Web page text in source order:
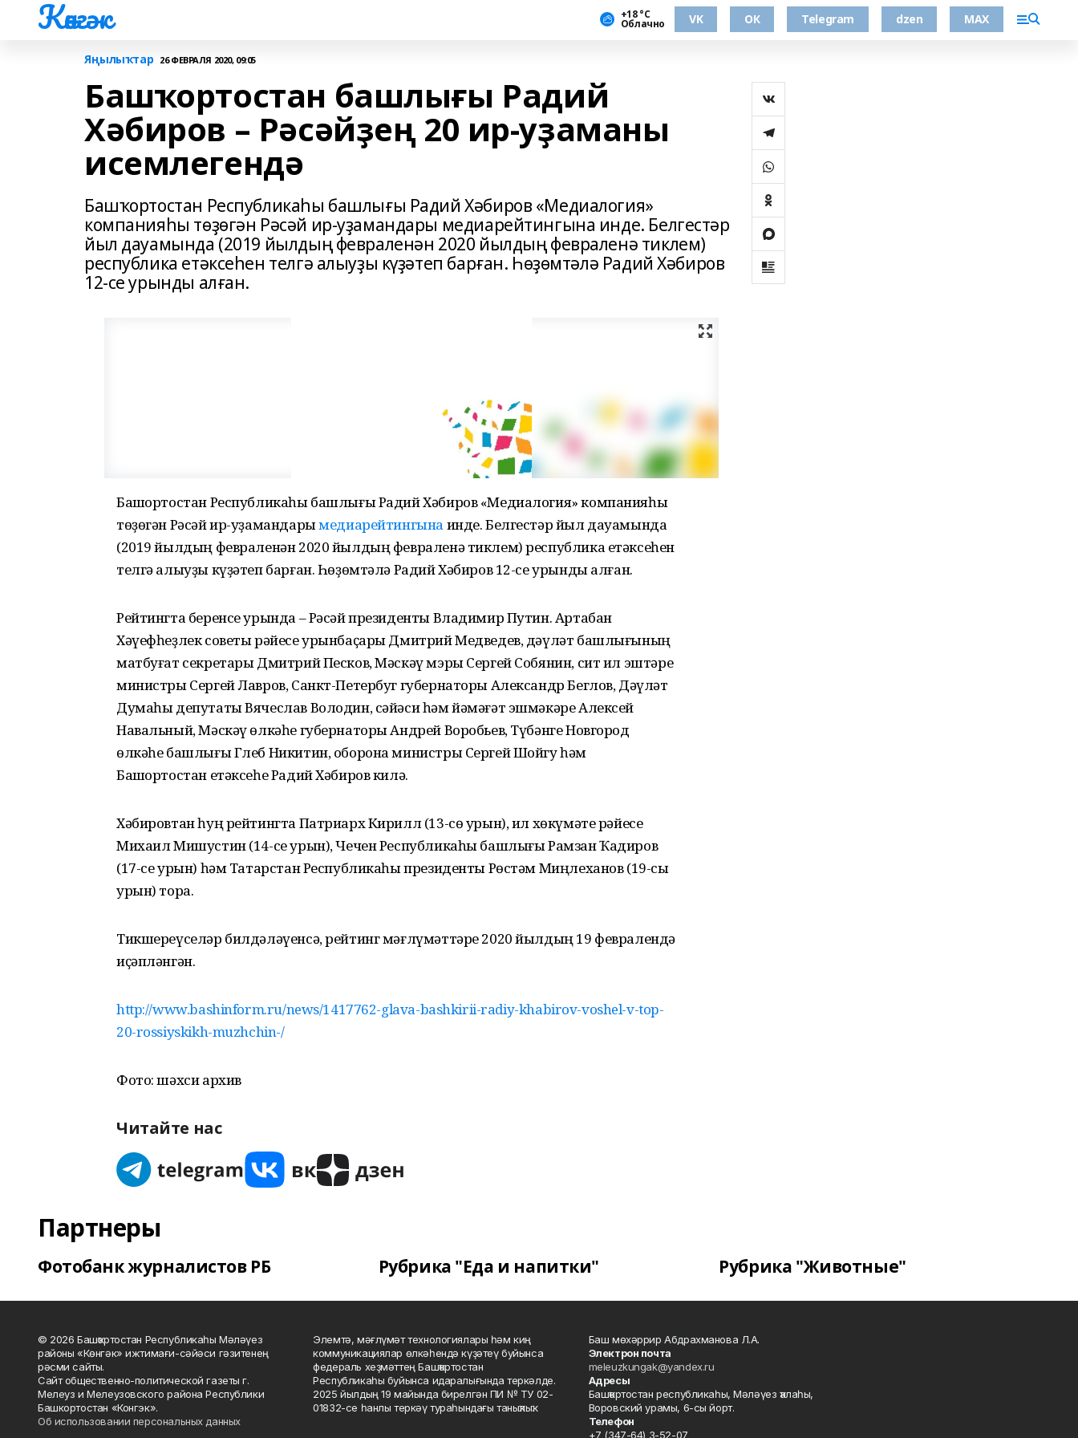
Көнгәк +18 °С
Облачно VK ОК Telegram dzen MAX
Яңылыҡтар 26 ФЕВРАЛЯ 2020, 09:05
Башҡортостан башлығы Радий
Хәбиров – Рәсәйҙең 20 ир-уҙаманы
исемлегендә
Башҡортостан Республикаһы башлығы Радий Хәбиров «Медиалогия»
компанияһы төҙөгән Рәсәй ир-уҙамандары медиарейтингына инде. Белгестәр
йыл дауамында (2019 йылдың февраленән 2020 йылдың февраленә тиклем)
республика етәксеһен телгә алыуҙы күҙәтеп барған. Һөҙөмтәлә Радий Хәбиров
12-се урынды алған.
Башҡортостан Республикаһы башлығы Радий Хәбиров «Медиалогия» компанияһы
төҙөгән Рәсәй ир-уҙамандарымедиарейтингына инде. Белгестәр йыл дауамында
(2019 йылдың февраленән 2020 йылдың февраленә тиклем) республика етәксеһен
телгә алыуҙы күҙәтеп барған. Һөҙөмтәлә Радий Хәбиров 12-се урынды алған.
Рейтингта беренсе урында – Рәсәй президенты Владимир Путин. Артабан
Хәүефһеҙлек советы рәйесе урынбаҫары Дмитрий Медведев, дәүләт башлығының
матбуғат секретары Дмитрий Песков, Мәскәү мэры Сергей Собянин, сит ил эштәре
министры Сергей Лавров, Санкт-Петербуг губернаторы Александр Беглов, Дәүләт
Думаһы депутаты Вячеслав Володин, сәйәси һәм йәмәғәт эшмәкәре Алексей
Навальный, Мәскәү өлкәһе губернаторы Андрей Воробьев, Түбәнге Новгород
өлкәһе башлығы Глеб Никитин, оборона министры Сергей Шойгу һәм
Башҡортостан етәксеһе Радий Хәбиров килә.
Хәбировтан һуң рейтингта Патриарх Кирилл (13-сө урын), ил хөкүмәте рәйесе
Михаил Мишустин (14-се урын), Чечен Республикаһы башлығы Рамзан Ҡадиров
(17-се урын) һәм Татарстан Республикаһы президенты Рөстәм Миңлеханов (19-сы
урын) тора.
Тикшереүселәр билдәләүенсә, рейтинг мәғлүмәттәре 2020 йылдың 19 февралендә
иҫәпләнгән.
http://www.bashinform.ru/news/1417762-glava-bashkirii-radiy-khabirov-voshel-v-top-
20-rossiyskikh-muzhchin-/
Фото: шәхси архив
Читайте нас
Партнеры
Фотобанк журналистов РБ Рубрика "Еда и напитки" Рубрика "Животные"
© 2026 Башҡортостан Республикаһы Мәләүез
районы «Көнгәк» ижтимағи-сәйәси гәзитенең
рәсми сайты.
Сайт общественно-политической газеты г.
Мелеуз и Мелеузовского района Республики
Башкортостан «Конгэк».
Об использовании персональных данных
Элемтә, мәғлүмәт технологиялары һәм киң
коммуникациялар өлкәһендә күҙәтеү буйынса
федераль хеҙмәттең Башҡортостан
Республикаһы буйынса идаралығында теркәлде.
2025 йылдың 19 майында бирелгән ПИ № ТУ 02-
01832-се һанлы теркәү тураһындағы таныҡлыҡ.
Баш мөхәррир Абдрахманова Л.А.
Электрон почта
meleuzkungak@yandex.ru
Адресы
Башҡортостан республикаһы, Мәләүез ҡалаһы,
Воровский урамы, 6-сы йорт.
Телефон
+7 (347-64) 3-52-07